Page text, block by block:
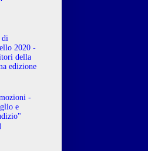
di
2020 -
della
edizione
-
e